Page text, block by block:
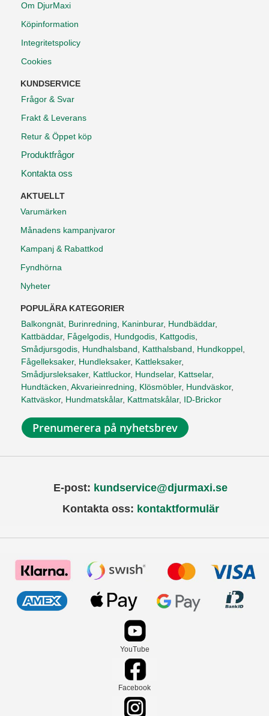
Om DjurMaxi
Köpinformation
Integritetspolicy
Cookies
KUNDSERVICE
Frågor & Svar
Frakt & Leverans
Retur & Öppet köp
Produktfrågor
Kontakta oss
AKTUELLT
Varumärken
Månadens kampanjvaror
Kampanj & Rabattkod
Fyndhörna
Nyheter
POPULÄRA KATEGORIER
Balkongnät, Burinredning, Kaninburar, Hundbäddar,
Kattbäddar, Fågelgodis, Hundgodis, Kattgodis,
Smådjursgodis, Hundhalsband, Katthalsband, Hundkoppel,
Fågelleksaker, Hundleksaker, Kattleksaker,
Smådjursleksaker, Kattluckor, Hundselar, Kattselar,
Hundtäcken, Akvarieinredning, Klösmöbler, Hundväskor,
Kattväskor, Hundmatskålar, Kattmatskålar, ID-Brickor
Prenumerera på nyhetsbrev
E-post: kundservice@djurmaxi.se
Kontakta oss: kontaktformulär
YouTube
Facebook